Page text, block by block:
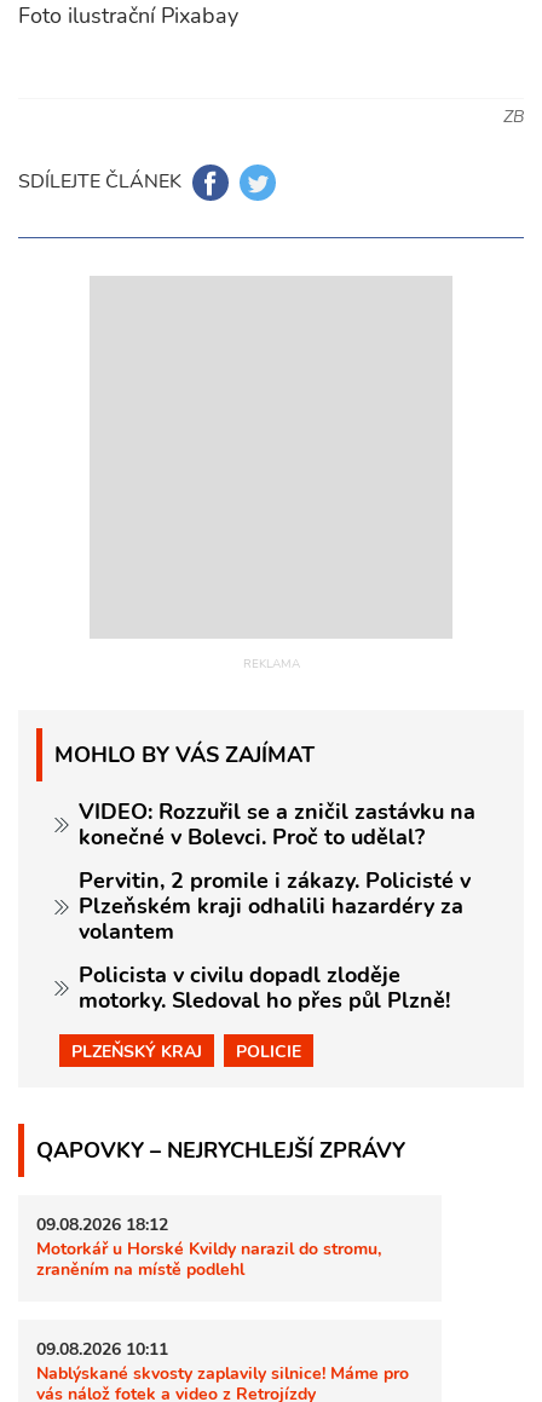
Foto ilustrační Pixabay
ZB
SDÍLEJTE ČLÁNEK
MOHLO BY VÁS ZAJÍMAT
VIDEO: Rozzuřil se a zničil zastávku na
konečné v Bolevci. Proč to udělal?
Pervitin, 2 promile i zákazy. Policisté v
Plzeňském kraji odhalili hazardéry za
volantem
Policista v civilu dopadl zloděje
motorky. Sledoval ho přes půl Plzně!
PLZEŇSKÝ KRAJ POLICIE
QAPOVKY – NEJRYCHLEJŠÍ ZPRÁVY
09.08.2026 18:12
Motorkář u Horské Kvildy narazil do stromu,
zraněním na místě podlehl
09.08.2026 10:11
Nablýskané skvosty zaplavily silnice! Máme pro
vás nálož fotek a video z Retrojízdy